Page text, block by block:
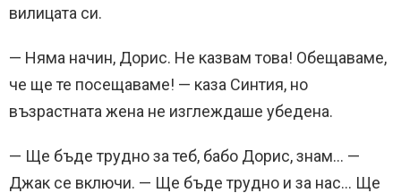
вилицата си.
— Няма начин, Дорис. Не казвам това! Обещаваме,
че ще те посещаваме! — каза Синтия, но
възрастната жена не изглеждаше убедена.
— Ще бъде трудно за теб, бабо Дорис, знам… —
Джак се включи. — Ще бъде трудно и за нас… Ще